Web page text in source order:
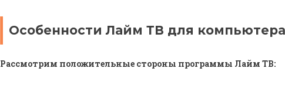
Особенности Лайм ТВ для
Рассмотрим положительные стороны программы Лайм ТВ: